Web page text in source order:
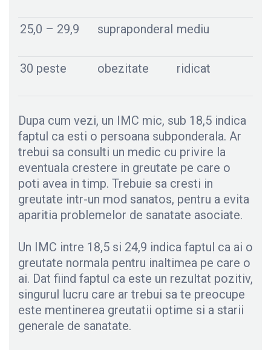
25,0 – 29,9 supraponderal mediu
30 peste obezitate ridicat
Dupa cum vezi, un IMC mic, sub 18,5 indica
faptul ca esti o persoana subponderala. Ar
trebui sa consulti un medic cu privire la
eventuala crestere in greutate pe care o
poti avea in timp. Trebuie sa cresti in
greutate intr-un mod sanatos, pentru a evita
aparitia problemelor de sanatate asociate.
Un IMC intre 18,5 si 24,9 indica faptul ca ai o
greutate normala pentru inaltimea pe care o
ai. Dat fiind faptul ca este un rezultat pozitiv,
singurul lucru care ar trebui sa te preocupe
este mentinerea greutatii optime si a starii
generale de sanatate.